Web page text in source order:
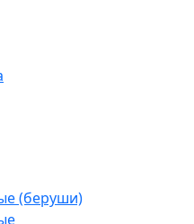
(беруши)